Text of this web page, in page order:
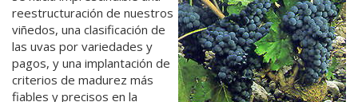
reestructuración de nuestros
viñedos, una clasificación de
las uvas por variedades y
pagos, y una implantación de
criterios de madurez más
fiables y precisos en la